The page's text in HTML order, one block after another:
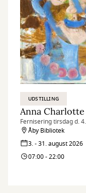
UDSTILLING
Anna
Fernisering tirsdag d.
Åby Bibliotek
3. - 31. august 2026
07:00 - 22:00